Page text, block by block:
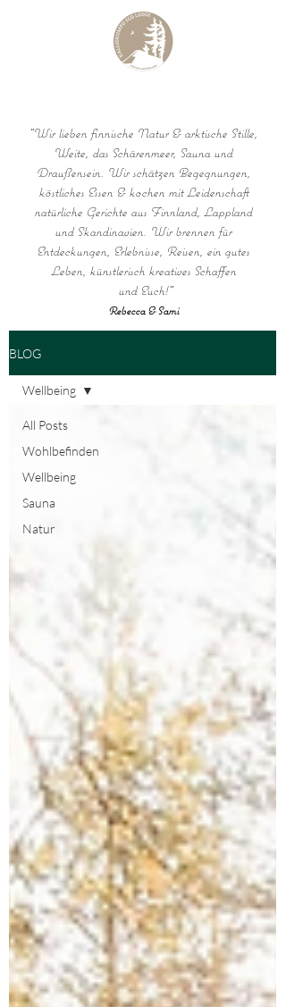
"Wir lieben finnische Natur & arktische Stille,
Weite, das Schärenmeer, Sauna und
Draußensein. Wir schätzen Begegnungen,
köstliches Essen & kochen mit Leidenschaft
natürliche Gerichte aus Finnland, Lappland
und Skandinavien. Wir brennen für
Entdeckungen, Erlebnisse, Reisen, ein gutes
Leben, künstlerisch kreatives Schaffen
und Euch!"
Rebecca & Sami
BLOG
All Posts
Wohlbefinden
Wellbeing
Sauna
Natur
Wellbeing